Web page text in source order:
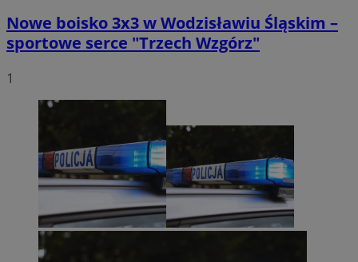
Nowe boisko 3x3 w Wodzisławiu Śląskim –
sportowe serce "Trzech Wzgórz"
1